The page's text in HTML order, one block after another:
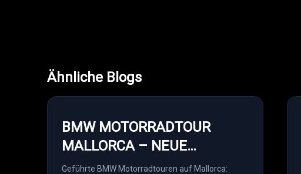
Ähnliche Blogs
BMW MOTORRADTOUR
MALLORCA – NEUE
PARTNERSCHAFT MIT BMW
Geführte BMW Motorradtouren auf Mallorca: